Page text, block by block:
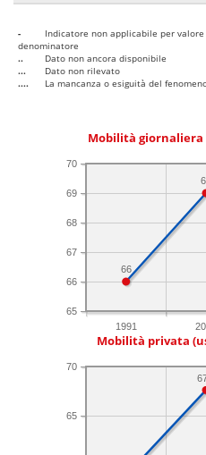
-
Indicatore non applicabile per
denominatore
..
Dato non ancora disponibile
...
Dato non rilevato
....
La mancanza o esiguità del
Mobilità giornaliera
1991
65
66
67
68
69
70
66
Mobilità privata
65
70